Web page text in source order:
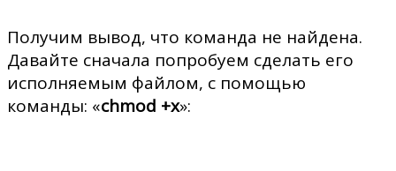
Получим вывод, что команда не найдена.
Давайте сначала попробуем сделать его
исполняемым файлом, с помощью
команды: «chmod +x»: